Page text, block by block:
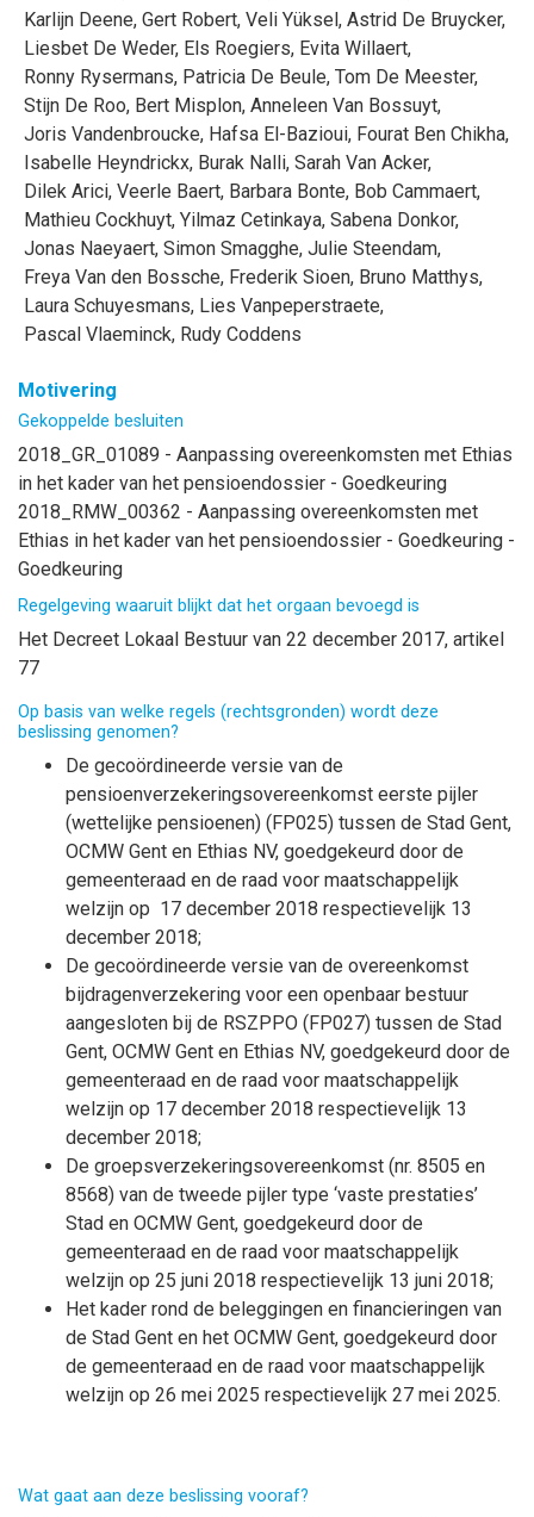
Karlijn Deene, Gert Robert, Veli Yüksel, Astrid De Bruycker,
Liesbet De Weder, Els Roegiers, Evita Willaert,
Ronny Rysermans, Patricia De Beule, Tom De Meester,
Stijn De Roo, Bert Misplon, Anneleen Van Bossuyt,
Joris Vandenbroucke, Hafsa El-Bazioui, Fourat Ben Chikha,
Isabelle Heyndrickx, Burak Nalli, Sarah Van Acker,
Dilek Arici, Veerle Baert, Barbara Bonte, Bob Cammaert,
Mathieu Cockhuyt, Yilmaz Cetinkaya, Sabena Donkor,
Jonas Naeyaert, Simon Smagghe, Julie Steendam,
Freya Van den Bossche, Frederik Sioen, Bruno Matthys,
Laura Schuyesmans, Lies Vanpeperstraete,
Pascal Vlaeminck, Rudy Coddens
Motivering
Gekoppelde besluiten
2018_GR_01089 - Aanpassing overeenkomsten met Ethias
in het kader van het pensioendossier - Goedkeuring
2018_RMW_00362 - Aanpassing overeenkomsten met
Ethias in het kader van het pensioendossier - Goedkeuring -
Goedkeuring
Regelgeving waaruit blijkt dat het orgaan bevoegd is
Het Decreet Lokaal Bestuur van 22 december 2017, artikel
77
Op basis van welke regels (rechtsgronden) wordt deze
beslissing genomen?
De gecoördineerde versie van de
pensioenverzekeringsovereenkomst eerste pijler
(wettelijke pensioenen) (FP025) tussen de Stad Gent,
OCMW Gent en Ethias NV, goedgekeurd door de
gemeenteraad en de raad voor maatschappelijk
welzijn op 17 december 2018 respectievelijk 13
december 2018;
De gecoördineerde versie van de overeenkomst
bijdragenverzekering voor een openbaar bestuur
aangesloten bij de RSZPPO (FP027) tussen de Stad
Gent, OCMW Gent en Ethias NV, goedgekeurd door de
gemeenteraad en de raad voor maatschappelijk
welzijn op 17 december 2018 respectievelijk 13
december 2018;
De groepsverzekeringsovereenkomst (nr. 8505 en
8568) van de tweede pijler type ‘vaste prestaties’
Stad en OCMW Gent, goedgekeurd door de
gemeenteraad en de raad voor maatschappelijk
welzijn op 25 juni 2018 respectievelijk 13 juni 2018;
Het kader rond de beleggingen en financieringen van
de Stad Gent en het OCMW Gent, goedgekeurd door
de gemeenteraad en de raad voor maatschappelijk
welzijn op 26 mei 2025 respectievelijk 27 mei 2025.
Wat gaat aan deze beslissing vooraf?